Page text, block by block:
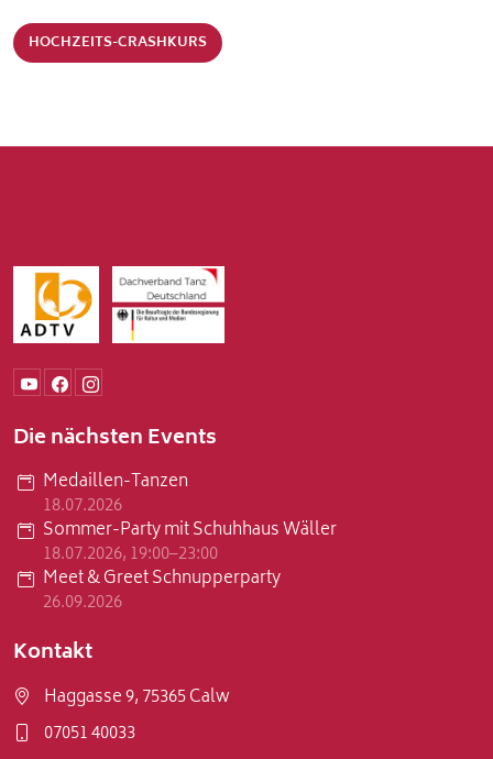
HOCHZEITS-CRASHKURS
Die nächsten Events
Medaillen-Tanzen
18.07.2026
Sommer-Party mit Schuhhaus Wäller
18.07.2026, 19:00–23:00
Meet & Greet Schnupperparty
26.09.2026
Kontakt
Haggasse 9, 75365 Calw
07051 40033